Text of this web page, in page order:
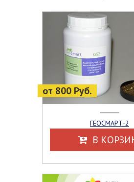
от 800 Руб.
ГЕОСМАРТ-2
В